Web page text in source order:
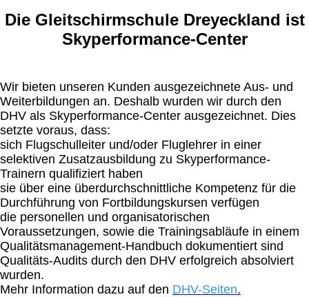
Die Gleitschirmschule Dreyeckland ist
Skyperformance-Center
Wir bieten unseren Kunden ausgezeichnete Aus- und
Weiterbildungen an. Deshalb wurden wir durch den
DHV als Skyperformance-Center ausgezeichnet. Dies
setzte voraus, dass:
sich Flugschulleiter und/oder Fluglehrer in einer
selektiven Zusatzausbildung zu Skyperformance-
Trainern qualifiziert haben
sie über eine überdurchschnittliche Kompetenz für die
Durchführung von Fortbildungskursen verfügen
die personellen und organisatorischen
Voraussetzungen, sowie die Trainingsabläufe in einem
Qualitätsmanagement-Handbuch dokumentiert sind
Qualitäts-Audits durch den DHV erfolgreich absolviert
wurden.
Mehr Information dazu auf den DHV-Seiten.